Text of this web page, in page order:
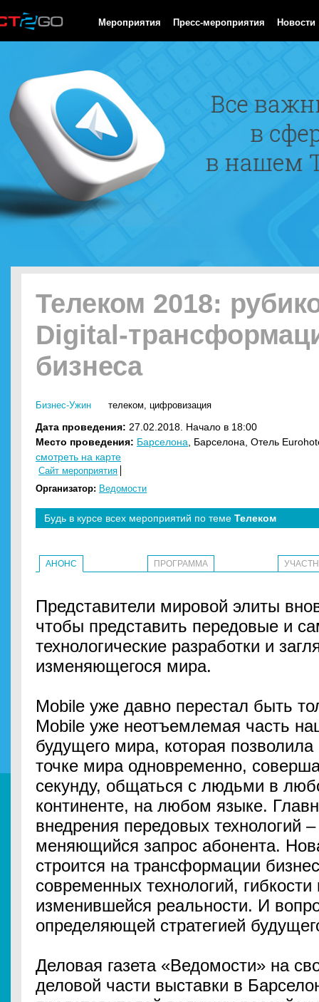
Мероприятия Пресс-мероприятия Новости
Телеком 2018:
Digital-
бизнеса
Бизнес-Ужин телеком, цифровизация
Дата проведения: 27.02.2018. Начало в 18:00
Место проведения: Барселона , Барселона, Отель
смотреть на карте
Сайт мероприятия
Организатор: Ведомости
Будь в курсе всех мероприятий по теме Телеком
АНОНС ПРОГРАММА
Представители мировой элиты
чтобы представить передовые и
технологические разработки и
изменяющегося мира.
Mobile уже давно перестал быть
Mobile уже неотъемлемая часть
будущего мира, которая
точке мира одновременно,
секунду, общаться с людьми в
континенте, на любом языке.
внедрения передовых технологий
меняющийся запрос абонента.
строится на трансформации
современных технологий,
изменившейся реальности. И
определяющей стратегией
Деловая газета «Ведомости» на
деловой части выставки в